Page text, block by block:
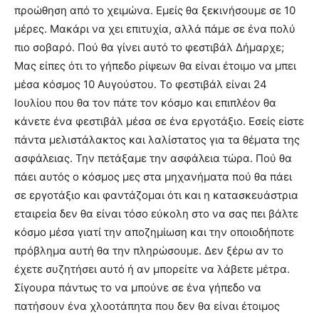
προώθηση από το χειμώνα. Εμείς θα ξεκινήσουμε σε 10
μέρες. Μακάρι να χει επιτυχία, αλλά πάμε σε ένα πολύ
πιο σοβαρό. Πού θα γίνει αυτό το φεστιβάλ Δήμαρχε;
Μας είπες ότι το γήπεδο ρίψεων θα είναι έτοιμο να μπει
μέσα κόσμος 10 Αυγούστου. Το φεστιβάλ είναι 24
Ιουλίου που θα τον πάτε τον κόσμο και επιπλέον θα
κάνετε ένα φεστιβάλ μέσα σε ένα εργοτάξιο. Εσείς είστε
πάντα μελιστάλακτος και λαλίστατος για τα θέματα της
ασφάλειας. Την πετάξαμε την ασφάλεια τώρα. Πού θα
πάει αυτός ο κόσμος μες στα μηχανήματα πού θα πάει
σε εργοτάξιο και φαντάζομαι ότι και η κατασκευάστρια
εταιρεία δεν θα είναι τόσο εύκολη στο να σας πει βάλτε
κόσμο μέσα γιατί την αποζημίωση και την οποιοδήποτε
πρόβλημα αυτή θα την πληρώσουμε. Δεν ξέρω αν το
έχετε συζητήσει αυτό ή αν μπορείτε να λάβετε μέτρα.
Σίγουρα πάντως το να μπούνε σε ένα γήπεδο να
πατήσουν ένα χλοοτάπητα που δεν θα είναι έτοιμος